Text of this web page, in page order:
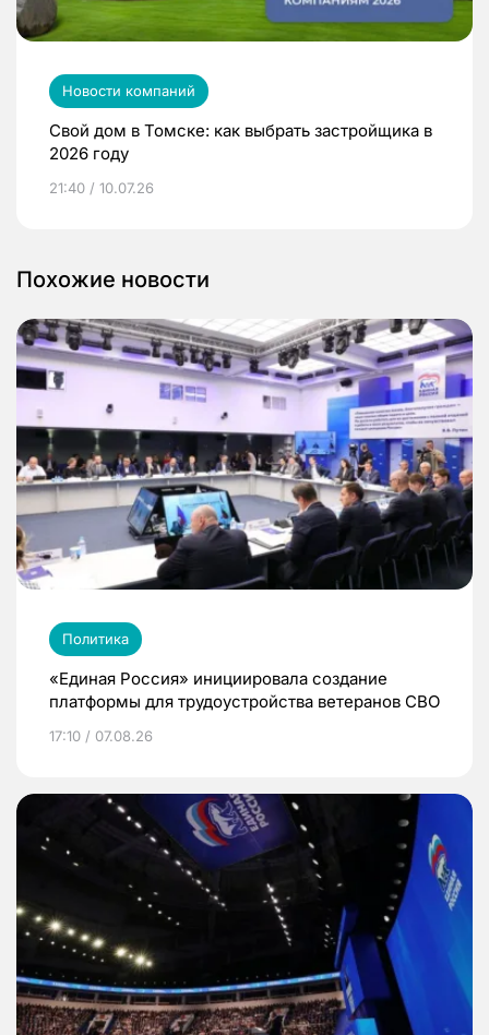
Новости компаний
Свой дом в Томске: как выбрать застройщика в
2026 году
21:40 / 10.07.26
Похожие новости
Политика
«Единая Россия» инициировала создание
платформы для трудоустройства ветеранов СВО
17:10 / 07.08.26